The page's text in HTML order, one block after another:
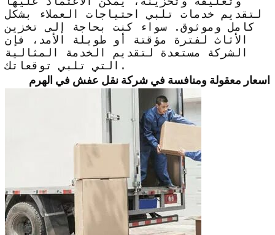
لتقديم خدمات تلبي احتياجات العملاء بشكل
كامل وموثوق. سواء كنت بحاجة إلى تخزين
الأثاث لفترة مؤقتة أو طويلة الأمد، فإن
الشركة مستعدة لتقديم الخدمة المثالية
التي تلبي توقعاتك.
اسعار معقولة ومنافسة في شركة نقل عفش في الهرم